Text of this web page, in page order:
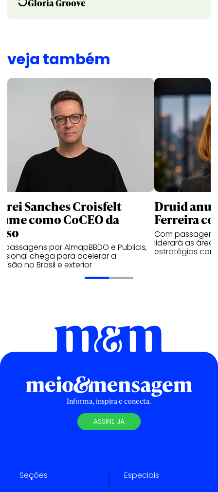
Gloria Groove
veja também
Sanches Croisfelt
como CoCEO da
passagens por AlmapBBDO e Publicis,
chega para acelerar a
no Brasil e exterior
Druid
Ferreira
Com
liderará as
estratégias
Informa, inspira e conecta.
ASSINE JÁ
Seções Especiais